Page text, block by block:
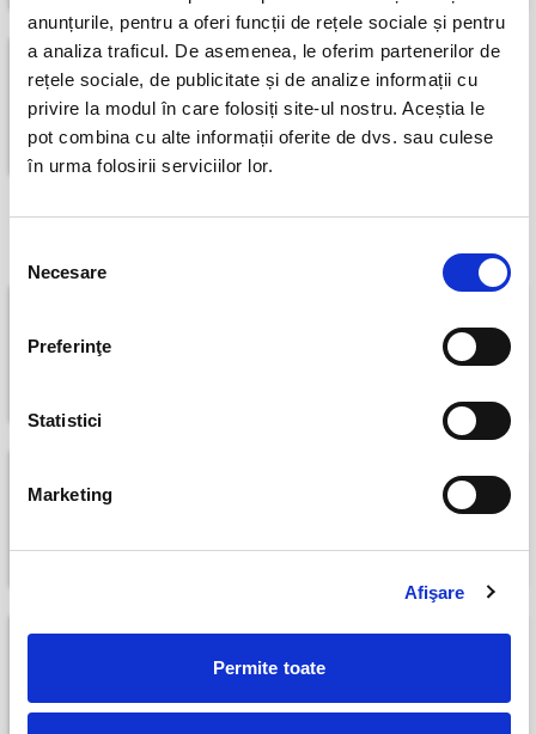
anunțurile, pentru a oferi funcții de rețele sociale și pentru
a analiza traficul. De asemenea, le oferim partenerilor de
rețele sociale, de publicitate și de analize informații cu
privire la modul în care folosiți site-ul nostru. Aceștia le
pot combina cu alte informații oferite de dvs. sau culese
în urma folosirii serviciilor lor.
consimțământului
Necesare
Preferinţe
Statistici
Marketing
Afişare
Permite toate
20 dec duminică
Pentru copii
Dorința de Crăciun - PETEOȘANI
DETALII
Dorința De Crăciun -Spectacol Muzical -
25 dec vineri 26 dec sâmbătă